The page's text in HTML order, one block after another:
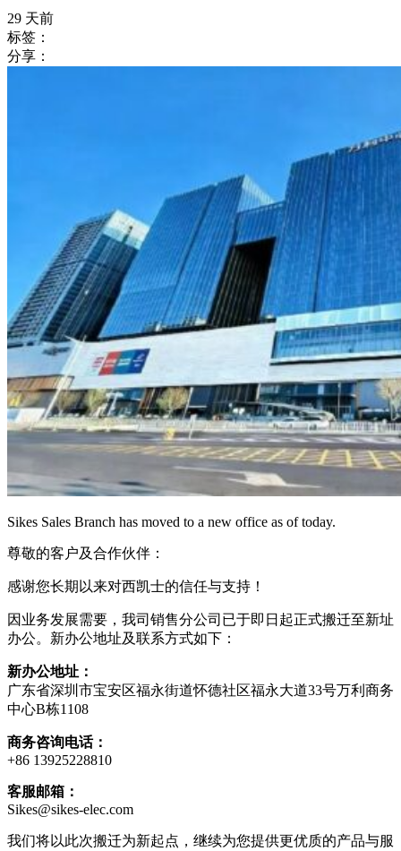
29 天前
标签：
分享：
Sikes Sales Branch has moved to a new office as of today.
尊敬的客户及合作伙伴：
感谢您长期以来对西凯士的信任与支持！
因业务发展需要，我司销售分公司已于即日起正式搬迁至新址
办公。新办公地址及联系方式如下：
新办公地址：
广东省深圳市宝安区福永街道怀德社区福永大道33号万利商务
中心B栋1108
商务咨询电话：
+86 13925228810
客服邮箱：
Sikes@sikes-elec.com
我们将以此次搬迁为新起点，继续为您提供更优质的产品与服